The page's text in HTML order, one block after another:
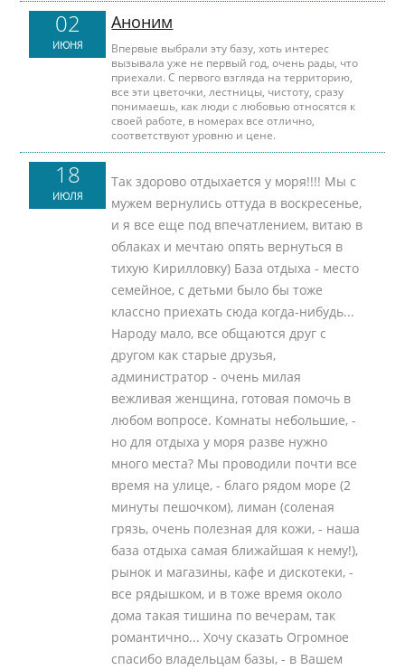
02
ИЮНЯ
Аноним
Впервые выбрали эту базу, хоть интерес
вызывала уже не первый год, очень рады, что
приехали. С первого взгляда на территорию,
все эти цветочки, лестницы, чистоту, сразу
понимаешь, как люди с любовью относятся к
своей работе, в номерах все отлично,
соответствуют уровню и цене.
18
ИЮЛЯ
Так здорово отдыхается у моря!!!! Мы с
мужем вернулись оттуда в воскресенье,
и я все еще под впечатлением, витаю в
облаках и мечтаю опять вернуться в
тихую Кирилловку) База отдыха - место
семейное, с детьми было бы тоже
классно приехать сюда когда-нибудь...
Народу мало, все общаются друг с
другом как старые друзья,
администратор - очень милая
вежливая женщина, готовая помочь в
любом вопросе. Комнаты небольшие, -
но для отдыха у моря разве нужно
много места? Мы проводили почти все
время на улице, - благо рядом море (2
минуты пешочком), лиман (соленая
грязь, очень полезная для кожи, - наша
база отдыха самая ближайшая к нему!),
рынок и магазины, кафе и дискотеки, -
все рядышком, и в тоже время около
дома такая тишина по вечерам, так
романтично... Хочу сказать Огромное
спасибо владельцам базы, - в Вашем